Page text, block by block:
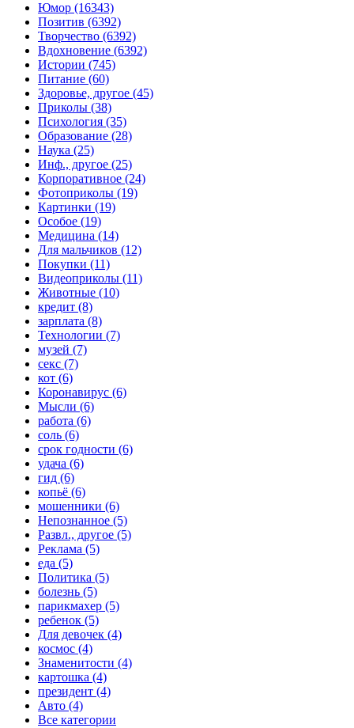
Юмор (16343)
Позитив (6392)
Творчество (6392)
Вдохновение (6392)
Истории (745)
Питание (60)
Здоровье, другое (45)
Приколы (38)
Психология (35)
Образование (28)
Наука (25)
Инф., другое (25)
Корпоративное (24)
Фотоприколы (19)
Картинки (19)
Особое (19)
Медицина (14)
Для мальчиков (12)
Покупки (11)
Видеоприколы (11)
Животные (10)
кредит (8)
зарплата (8)
Технологии (7)
музей (7)
секс (7)
кот (6)
Коронавирус (6)
Мысли (6)
работа (6)
соль (6)
срок годности (6)
удача (6)
гид (6)
копьё (6)
мошенники (6)
Непознанное (5)
Развл., другое (5)
Реклама (5)
еда (5)
Политика (5)
болезнь (5)
парикмахер (5)
ребенок (5)
Для девочек (4)
космос (4)
Знаменитости (4)
картошка (4)
президент (4)
Авто (4)
Все категории